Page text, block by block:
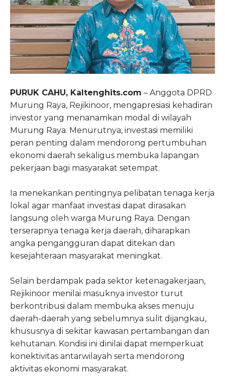
PURUK CAHU, Kaltenghits.com – Anggota DPRD
Murung Raya, Rejikinoor, mengapresiasi kehadiran
investor yang menanamkan modal di wilayah
Murung Raya. Menurutnya, investasi memiliki
peran penting dalam mendorong pertumbuhan
ekonomi daerah sekaligus membuka lapangan
pekerjaan bagi masyarakat setempat.
Ia menekankan pentingnya pelibatan tenaga kerja
lokal agar manfaat investasi dapat dirasakan
langsung oleh warga Murung Raya. Dengan
terserapnya tenaga kerja daerah, diharapkan
angka pengangguran dapat ditekan dan
kesejahteraan masyarakat meningkat.
Selain berdampak pada sektor ketenagakerjaan,
Rejikinoor menilai masuknya investor turut
berkontribusi dalam membuka akses menuju
daerah-daerah yang sebelumnya sulit dijangkau,
khususnya di sekitar kawasan pertambangan dan
kehutanan. Kondisi ini dinilai dapat memperkuat
konektivitas antarwilayah serta mendorong
aktivitas ekonomi masyarakat.